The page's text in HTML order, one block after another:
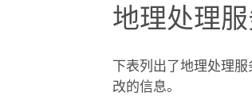
地理处理
下表列出了地理处理
改的信息。